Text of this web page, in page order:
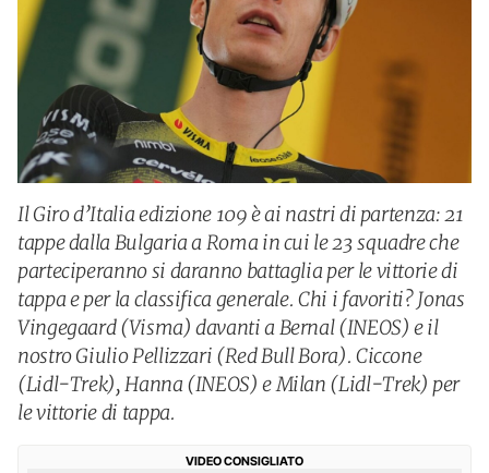
Il Giro d’Italia edizione 109 è ai nastri di partenza: 21
tappe dalla Bulgaria a Roma in cui le 23 squadre che
parteciperanno si daranno battaglia per le vittorie di
tappa e per la classifica generale. Chi i favoriti? Jonas
Vingegaard (Visma) davanti a Bernal (INEOS) e il
nostro Giulio Pellizzari (Red Bull Bora). Ciccone
(Lidl-Trek), Hanna (INEOS) e Milan (Lidl-Trek) per
le vittorie di tappa.
VIDEO CONSIGLIATO